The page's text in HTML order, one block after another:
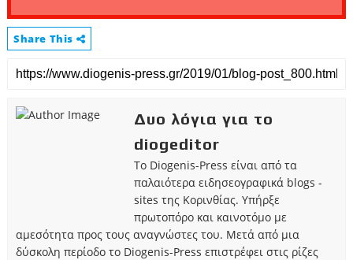
Share This
Δυο λόγια για το
diogeditor
Το Diogenis-Press είναι από τα
παλαιότερα ειδησεογραφικά blogs -
sites της Κορινθίας. Υπήρξε
πρωτοπόρο και καινοτόμο με
αμεσότητα προς τους αναγνώστες του. Μετά από μια
δύσκολη περίοδο το Diogenis-Press επιστρέφει στις ρίζες